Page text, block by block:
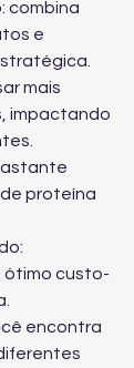
combina
e
mais
impactando
proteína
custo-
encontra